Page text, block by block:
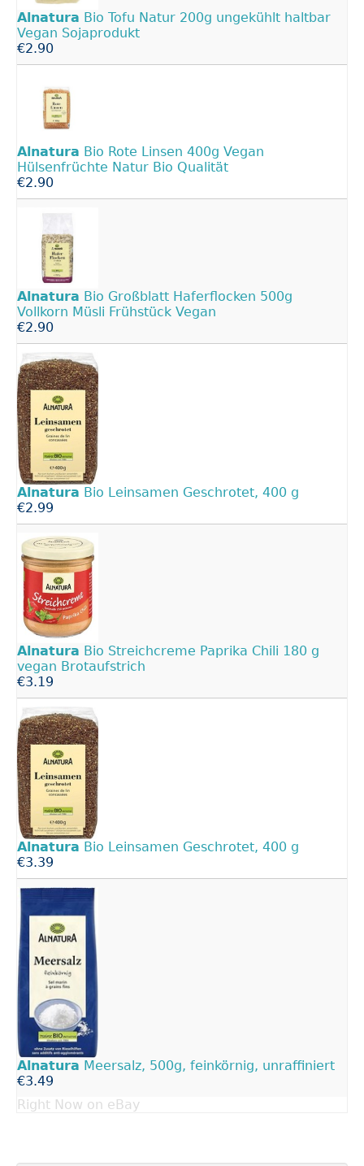
Alnatura Bio Tofu Natur 200g ungekühlt haltbar
Vegan Sojaprodukt
€2.90
Alnatura Bio Rote Linsen 400g Vegan
Hülsenfrüchte Natur Bio Qualität
€2.90
Alnatura Bio Großblatt Haferflocken 500g
Vollkorn Müsli Frühstück Vegan
€2.90
Alnatura Bio Leinsamen Geschrotet, 400 g
€2.99
Alnatura Bio Streichcreme Paprika Chili 180 g
vegan Brotaufstrich
€3.19
Alnatura Bio Leinsamen Geschrotet, 400 g
€3.39
Alnatura Meersalz, 500g, feinkörnig, unraffiniert
€3.49
Right Now on eBay